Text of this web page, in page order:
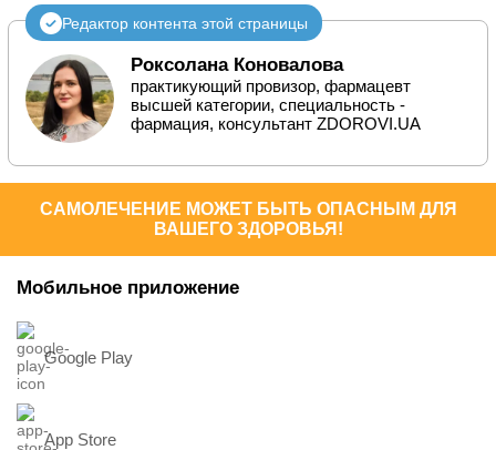
Редактор контента этой страницы
Роксолана Коновалова
практикующий провизор, фармацевт
высшей категории, специальность -
фармация, консультант ZDOROVI.UA
САМОЛЕЧЕНИЕ МОЖЕТ БЫТЬ ОПАСНЫМ ДЛЯ
ВАШЕГО ЗДОРОВЬЯ!
Мобильное приложение
Google Play
App Store